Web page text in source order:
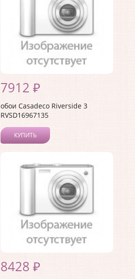
7912 ₽
обои Casadeco Riverside 3
RVSD16967135
КУПИТЬ
8428 ₽